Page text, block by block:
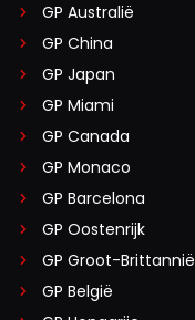
GP Australië
GP China
GP Japan
GP Miami
GP Canada
GP Monaco
GP Barcelona
GP Oostenrijk
GP Groot-Brittannië
GP België